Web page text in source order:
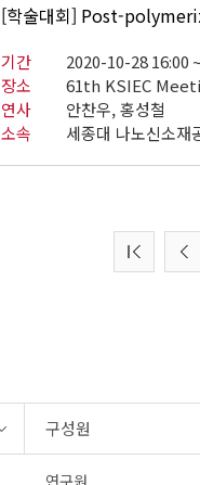
[학술대회] Post-
기간
2020-10-28 16:00
장소
61th KSIEC
연사
안찬우, 홍성철
소속
세종대 나노신소재
구성원
연구원